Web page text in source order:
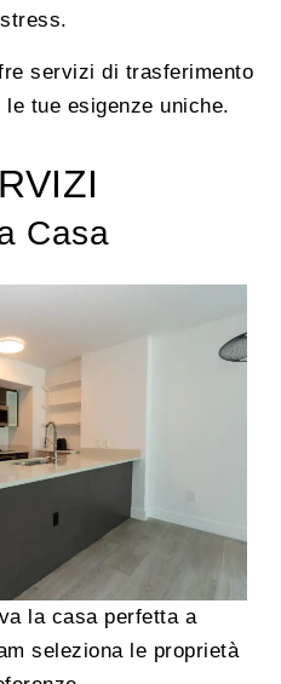
servizi di trasferimento
tue esigenze uniche.
Casa
la casa perfetta a
seleziona le proprietà